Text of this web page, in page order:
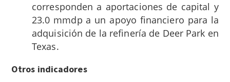
corresponden a aportaciones de capital y
23.0 mmdp a un apoyo financiero para la
adquisición de la refinería de Deer Park en
Texas.
Otros indicadores